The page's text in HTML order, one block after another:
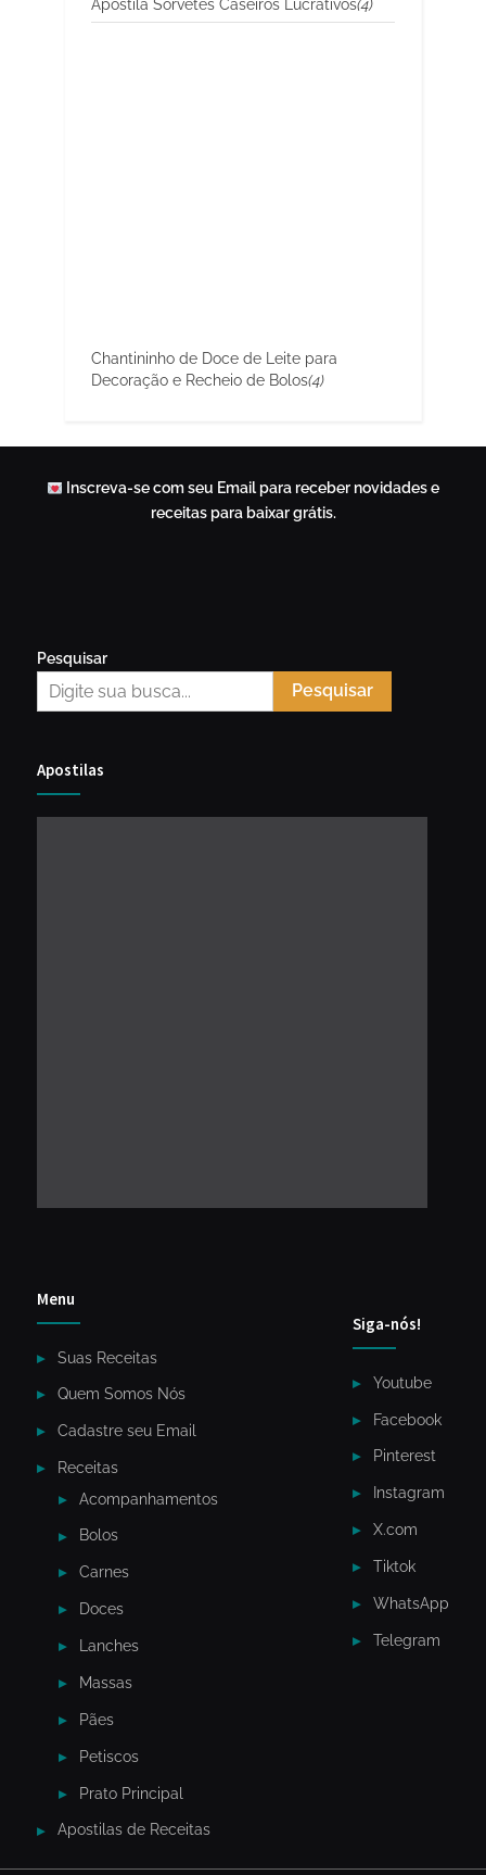
Apostila Sorvetes Caseiros Lucrativos(4)
Chantininho de Doce de Leite para
Decoração e Recheio de Bolos(4)
Inscreva-se com seu Email para receber novidades e
receitas para baixar grátis.
Pesquisar
Pesquisar
Apostilas
Menu
Suas Receitas
Quem Somos Nós
Cadastre seu Email
Receitas
Acompanhamentos
Bolos
Carnes
Doces
Lanches
Massas
Pães
Petiscos
Prato Principal
Apostilas de Receitas
Siga-nós!
Youtube
Facebook
Pinterest
Instagram
X.com
Tiktok
WhatsApp
Telegram